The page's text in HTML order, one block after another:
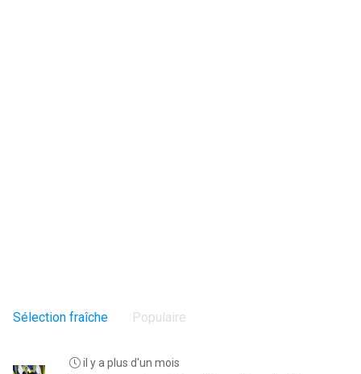
Sélection fraîche Populaire
il y a plus d'un mois